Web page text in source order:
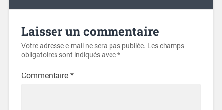
Laisser un commentaire
Votre adresse e-mail ne sera pas publiée. Les champs
obligatoires sont indiqués avec*
Commentaire *